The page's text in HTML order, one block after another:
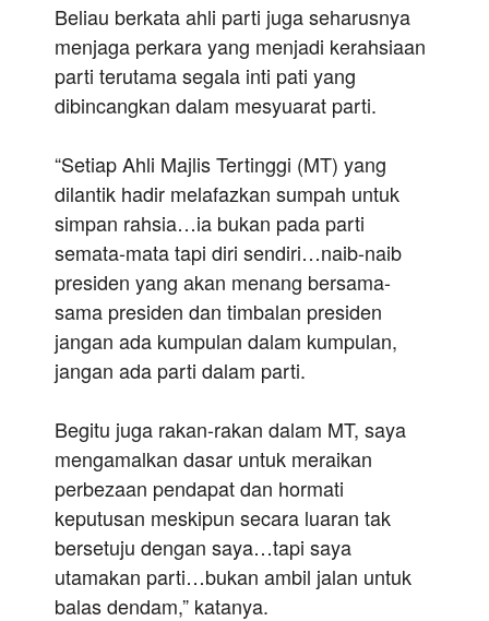
Beliau berkata ahli parti juga seharusnya
menjaga perkara yang menjadi kerahsiaan
parti terutama segala inti pati yang
dibincangkan dalam mesyuarat parti.
“Setiap Ahli Majlis Tertinggi (MT) yang
dilantik hadir melafazkan sumpah untuk
simpan rahsia…ia bukan pada parti
semata-mata tapi diri sendiri…naib-naib
presiden yang akan menang bersama-
sama presiden dan timbalan presiden
jangan ada kumpulan dalam kumpulan,
jangan ada parti dalam parti.
Begitu juga rakan-rakan dalam MT, saya
mengamalkan dasar untuk meraikan
perbezaan pendapat dan hormati
keputusan meskipun secara luaran tak
bersetuju dengan saya…tapi saya
utamakan parti…bukan ambil jalan untuk
balas dendam,” katanya.